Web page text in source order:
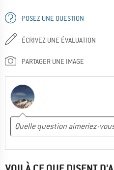
POSEZ UNE QUESTION
ÉCRIVEZ UNE ÉVALUATION
PARTAGER UNE IMAGE